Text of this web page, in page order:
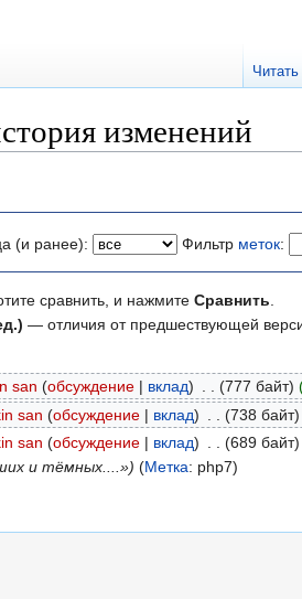
изменений
(и ранее): Фильтр меток:
сравнить, и нажмите Сравнить
— отличия от предшествующей
san обсуждение вклад 777 байт
san обсуждение вклад 738 байт
san обсуждение вклад 689 байт
и тёмных....»
Метка: php7
Читать